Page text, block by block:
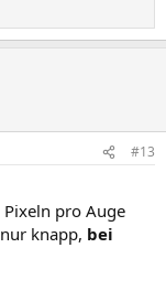
#13
pro Auge
knapp, bei